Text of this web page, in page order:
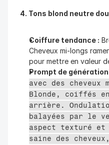
4. Tons blond neutre
Coiffure tendance :
Cheveux mi-longs
pour mettre en valeur
Prompt de génération
avec des
Blonde, coiffés en
arrière.
balayées par le
aspect texturé
saine des